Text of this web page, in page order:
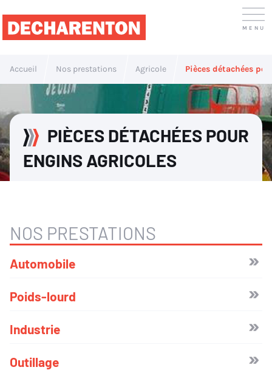
Accueil Nos prestations Agricole Pièces détachées
PIÈCES DÉTACHÉES POUR
ENGINS AGRICOLES
NOS PRESTATIONS
Automobile
Poids-lourd
Industrie
Outillage